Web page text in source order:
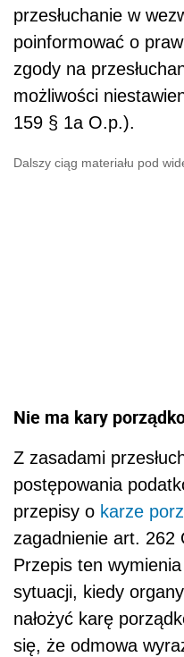
przesłuchanie w
poinformować o
zgody na
możliwości
159 § 1a O.p.).
Dalszy ciąg materiału pod
Nie ma kary
Z zasadami
postępowania
przepisy o karze
zagadnienie art. 262
Przepis ten
sytuacji, kiedy
nałożyć karę
się, że odmowa